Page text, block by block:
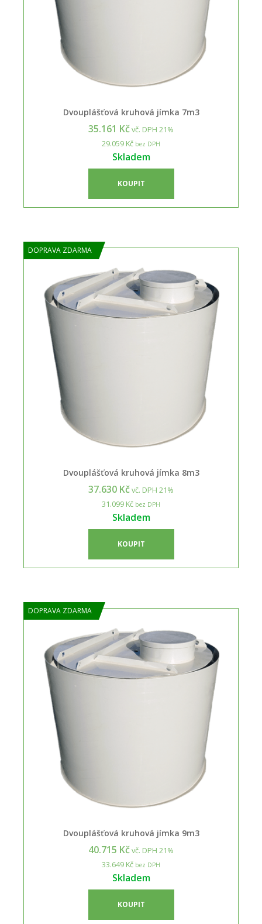
Dvouplášťová kruhová jímka 7m3
35.161 Kčvč. DPH 21%
29.059 Kč bez DPH
Skladem
KOUPIT
DOPRAVA ZDARMA
Dvouplášťová kruhová jímka 8m3
37.630 Kčvč. DPH 21%
31.099 Kč bez DPH
Skladem
KOUPIT
DOPRAVA ZDARMA
Dvouplášťová kruhová jímka 9m3
40.715 Kčvč. DPH 21%
33.649 Kč bez DPH
Skladem
KOUPIT